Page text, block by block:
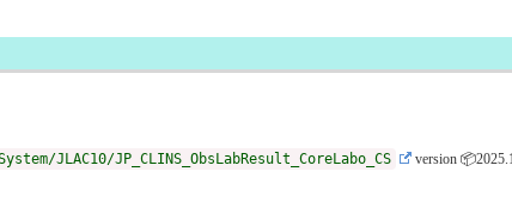
JP_CLINS_ObsLabResult_CoreLabo_CS version